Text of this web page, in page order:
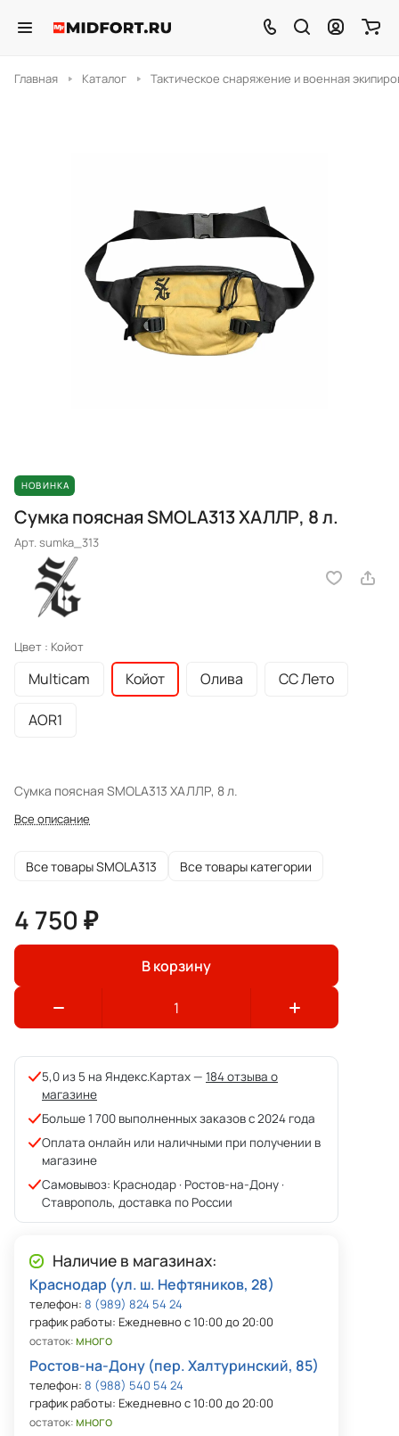
Главная Каталог Тактическое снаряжение и военная
НОВИНКА
Сумка поясная SMOLA313 ХАЛЛР, 8 л.
Арт.sumka_313
Цвет : Койот
Multicam Койот Олива СС Лето
AOR1
Сумка поясная SMOLA313 ХАЛЛР, 8 л.
Все описание
Все товары SMOLA313 Все товары категории
4 750 ₽
В корзину
5,0 из 5 на Яндекс.Картах — 184 отзыва о
магазине
Больше 1 700 выполненных заказов с 2024 года
Оплата онлайн или наличными при получении в
магазине
Самовывоз: Краснодар · Ростов-на-Дону ·
Ставрополь, доставка по России
Наличие в магазинах:
Краснодар (ул. ш. Нефтяников, 28)
телефон: 8 (989) 824 54 24
график работы: Ежедневно с 10:00 до 20:00
остаток: много
Ростов-на-Дону (пер. Халтуринский, 85)
телефон: 8 (988) 540 54 24
график работы: Ежедневно с 10:00 до 20:00
остаток: много